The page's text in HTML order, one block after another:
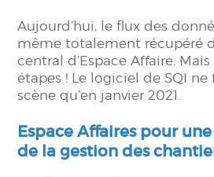
Aujourd’hui, le flux des
même totalement récupéré
central d’Espace Affaire.
étapes ! Le logiciel de SQI ne
scène qu’en janvier 2021.
Espace Affaires pour
de la gestion des